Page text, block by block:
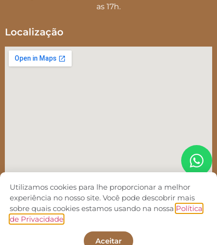
as 17h.
Localização
INEB - Instituto de Nefrologia de Brasília © 2022. Todos
os direitos reservados. Desenvolvido por
Utilizamos cookies para lhe proporcionar a melhor
experiência no nosso site. Você pode descobrir mais
sobre quais cookies estamos usando na nossa Política
de Privacidade
Aceitar